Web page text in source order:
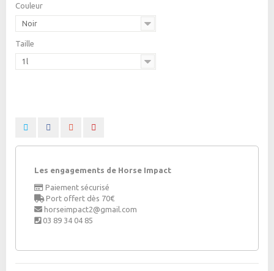
Couleur
Noir
Taille
1l
Les engagements de Horse Impact
Paiement sécurisé
Port offert dès 70€
horseimpact2@gmail.com
03 89 34 04 85